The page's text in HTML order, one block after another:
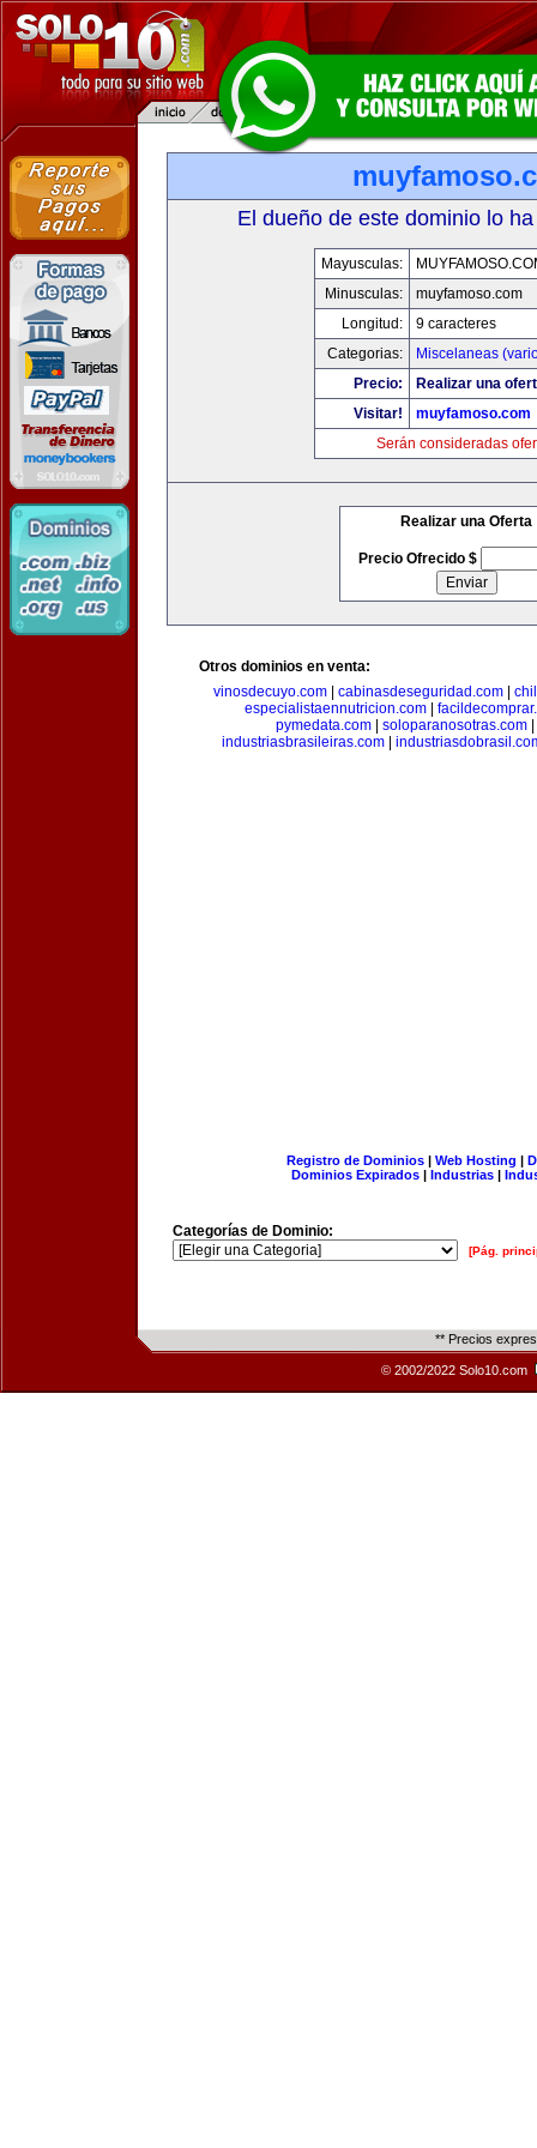
El dueño de este dominio lo
Mayusculas:
Minusculas:
muyfamoso.com
Longitud:
9 caracteres
Categorias:
Miscelaneas
Precio:
Realizar una
Visitar!
muyfamoso.com
Serán consideradas
Realizar una Oferta
Precio Ofrecido $
Otros dominios en venta:
vinosdecuyo.com| cabinasdeseguridad.com|
especialistaennutricion.com|
pymedata.com
soloparanosotras.com
industriasbrasileiras.com|
Registro de Dominios| Web Hosting |
Dominios Expirados | Industrias |
Categorías de Dominio:
[Pág.
** Precios
© 2002/2022 Solo10.com